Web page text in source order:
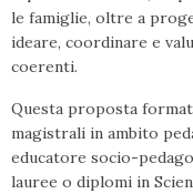
le famiglie, oltre a
ideare, coordinare e
coerenti.
Questa proposta
magistrali in ambito
educatore socio-
lauree o diplomi in